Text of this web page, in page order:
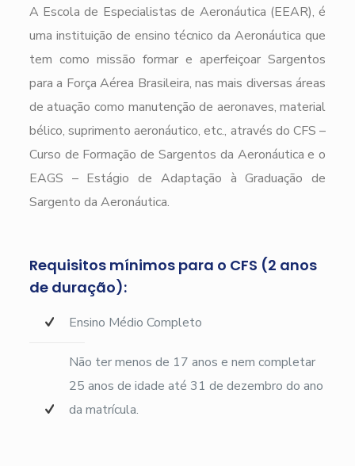
A Escola de Especialistas de Aeronáutica (EEAR), é
uma instituição de ensino técnico da Aeronáutica que
tem como missão formar e aperfeiçoar Sargentos
para a Força Aérea Brasileira, nas mais diversas áreas
de atuação como manutenção de aeronaves, material
bélico, suprimento aeronáutico, etc., através do CFS –
Curso de Formação de Sargentos da Aeronáutica e o
EAGS – Estágio de Adaptação à Graduação de
Sargento da Aeronáutica.
Requisitos mínimos para o CFS (2 anos
de duração):
Ensino Médio Completo
Não ter menos de 17 anos e nem completar
25 anos de idade até 31 de dezembro do ano
da matrícula.